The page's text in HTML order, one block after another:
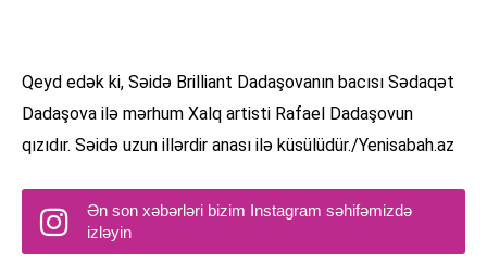
Qeyd edək ki, Səidə Brilliant Dadaşovanın bacısı Sədaqət
Dadaşova ilə mərhum Xalq artisti Rafael Dadaşovun
qızıdır. Səidə uzun illərdir anası ilə küsülüdür./Yenisabah.az
Ən son xəbərləri bizim Instagram səhifəmizdə
izləyin